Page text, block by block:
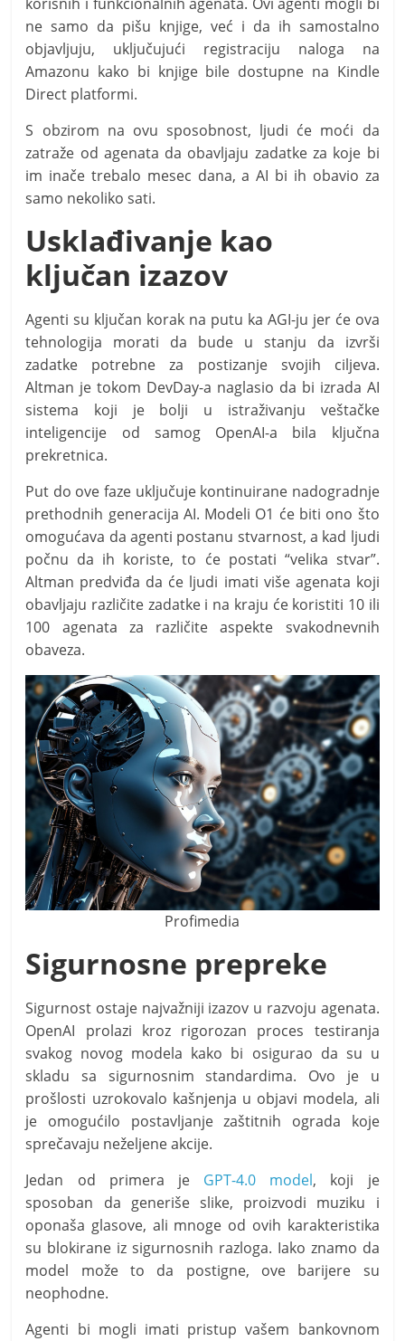
ne samo da pišu knjige, već i da ih samostalno
objavljuju, uključujući registraciju naloga na
Amazonu kako bi knjige bile dostupne na Kindle
Direct platformi.
S obzirom na ovu sposobnost, ljudi će moći da
zatraže od agenata da obavljaju zadatke za koje bi
im inače trebalo mesec dana, a AI bi ih obavio za
samo nekoliko sati.
Usklađivanje kao
ključan izazov
Agenti su ključan korak na putu ka AGI-ju jer će ova
tehnologija morati da bude u stanju da izvrši
zadatke potrebne za postizanje svojih ciljeva.
Altman je tokom DevDay-a naglasio da bi izrada AI
sistema koji je bolji u istraživanju veštačke
inteligencije od samog OpenAI-a bila ključna
prekretnica.
Put do ove faze uključuje kontinuirane nadogradnje
prethodnih generacija AI. Modeli O1 će biti ono što
omogućava da agenti postanu stvarnost, a kad ljudi
počnu da ih koriste, to će postati “velika stvar”.
Altman predviđa da će ljudi imati više agenata koji
obavljaju različite zadatke i na kraju će koristiti 10 ili
100 agenata za različite aspekte svakodnevnih
obaveza.
Profimedia
Sigurnosne prepreke
Sigurnost ostaje najvažniji izazov u razvoju agenata.
OpenAI prolazi kroz rigorozan proces testiranja
svakog novog modela kako bi osigurao da su u
skladu sa sigurnosnim standardima. Ovo je u
prošlosti uzrokovalo kašnjenja u objavi modela, ali
je omogućilo postavljanje zaštitnih ograda koje
sprečavaju neželjene akcije.
Jedan od primera je GPT-4.0 model, koji je
sposoban da generiše slike, proizvodi muziku i
oponaša glasove, ali mnoge od ovih karakteristika
su blokirane iz sigurnosnih razloga. Iako znamo da
model može to da postigne, ove barijere su
neophodne.
Agenti bi mogli imati pristup vašem bankovnom